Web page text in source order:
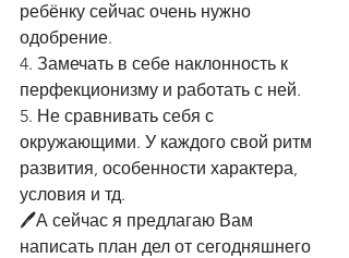
ребёнку сейчас очень нужно
одобрение.
4. Замечать в себе наклонность к
перфекционизму и работать с ней.
5. Не сравнивать себя с
окружающими. У каждого свой ритм
развития, особенности характера,
условия и тд.
🖊️А сейчас я предлагаю Вам
написать план дел от сегодняшнего